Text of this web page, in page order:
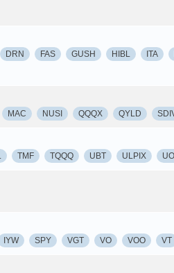
DRN FAS GUSH HIBL ITA
MAC NUSI QQQX QYLD
TMF TQQQ UBT ULPIX
IYW SPY VGT VO VOO VT